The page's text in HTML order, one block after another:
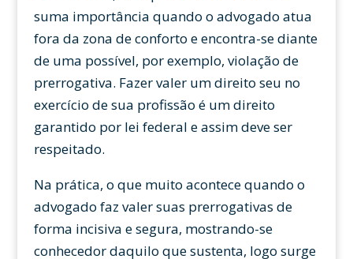
suma importância quando o advogado atua
fora da zona de conforto e encontra-se diante
de uma possível, por exemplo, violação de
prerrogativa. Fazer valer um direito seu no
exercício de sua profissão é um direito
garantido por lei federal e assim deve ser
respeitado.
Na prática, o que muito acontece quando o
advogado faz valer suas prerrogativas de
forma incisiva e segura, mostrando-se
conhecedor daquilo que sustenta, logo surge